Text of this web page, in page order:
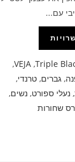
עם...
Triple
,
VEJA
,
, גברים, טרנדי,
, נעלי ספורט, נשים,
שחורות